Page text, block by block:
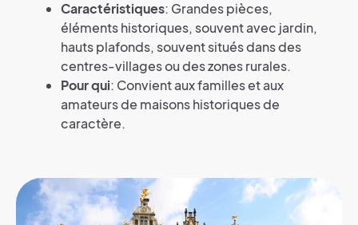
Caractéristiques: Grandes pièces,
éléments historiques, souvent avec jardin,
hauts plafonds, souvent situés dans des
centres-villages ou des zones rurales.
Pour qui: Convient aux familles et aux
amateurs de maisons historiques de
caractère.